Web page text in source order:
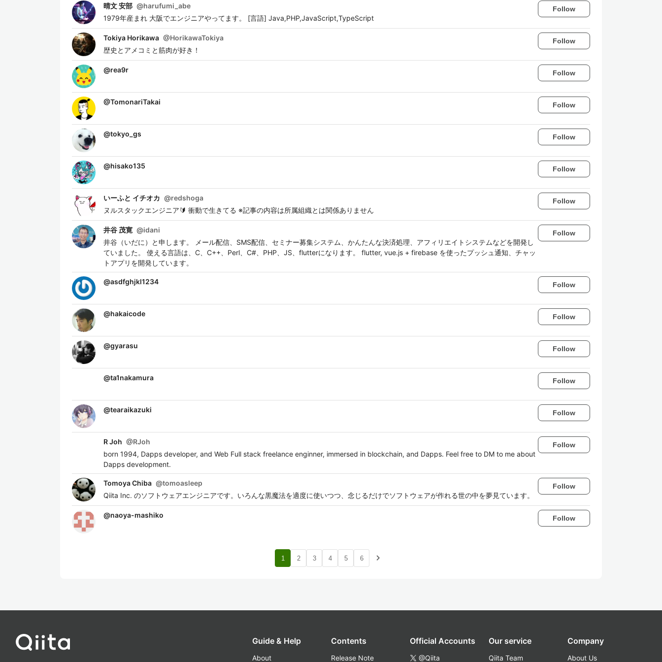
晴文 安部 @harufumi_abe
1979年産まれ 大阪でエンジニアやってます。 [言語] Java,PHP,JavaScript,TypeScript
Follow
Tokiya Horikawa @HorikawaTokiya
歴史とアメコミと筋肉が好き！
Follow
@rea9r Follow
@TomonariTakai Follow
@tokyo_gs Follow
@hisako135 Follow
いーふと イチオカ @redshoga
ヌルスタックエンジニア🔰 衝動で生きてる ※記事の内容は所属組織とは関係ありません
Follow
井谷 茂寛 @idani
井谷（いだに）と申します。 メール配信、SMS配信、セミナー募集システム、かんたんな決済処理、アフィリエイトシステムなどを開発し
ていました。 使える言語は、C、C++、Perl、C#、PHP、JS、flutterになります。 flutter, vue.js + firebase を使ったプッシュ通知、チャッ
トアプリを開発しています。
Follow
@asdfghjkl1234 Follow
@hakaicode Follow
@gyarasu Follow
@ta1nakamura Follow
@tearaikazuki Follow
R Joh @RJoh
born 1994, Dapps developer, and Web Full stack freelance enginner, immersed in blockchain, and Dapps. Feel free to DM to me about
Dapps development.
Follow
Tomoya Chiba @tomoasleep
Qiita Inc. のソフトウェアエンジニアです。いろんな黒魔法を適度に使いつつ、念じるだけでソフトウェアが作れる世の中を夢見ています。
Follow
@naoya-mashiko Follow
1 2 3 4 5 6 navigate_next
Guide & Help
About
Contents
Release Note
Official Accounts
@Qiita
Our service
Qiita Team
Company
About Us